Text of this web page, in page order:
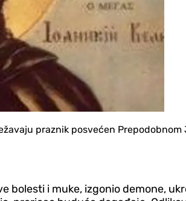
praznik posvećen Prepodobnom
bolesti i muke, izgonio demone,